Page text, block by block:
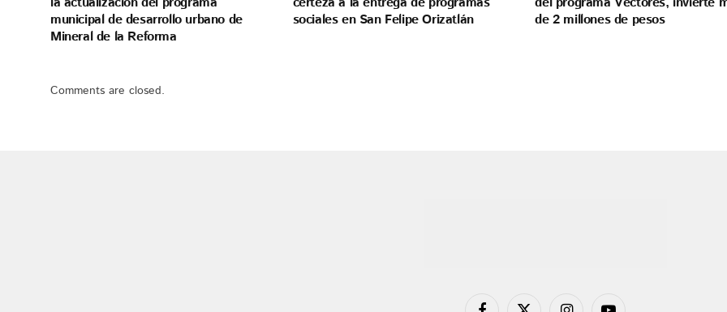
municipal de desarrollo urbano de
Mineral de la Reforma
sociales en San Felipe Orizatlán
de 2 millones de pesos
Comments are closed.